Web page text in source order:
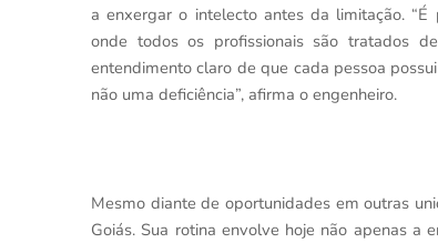
a enxergar o intelecto antes da limitação.
onde todos os profissionais são tratados
entendimento claro de que cada pessoa
não uma deficiência”, afirma o engenheiro.
Mesmo diante de oportunidades em outras
Goiás. Sua rotina envolve hoje não apenas a